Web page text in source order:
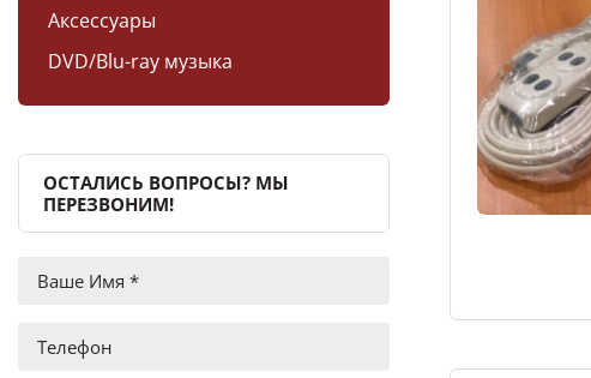
Аксессуары
DVD/Blu-ray музыка
ОСТАЛИСЬ ВОПРОСЫ? МЫ
ПЕРЕЗВОНИМ!